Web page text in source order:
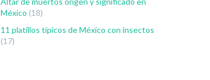
México (18)
11 platillos típicos de México con insectos
(17)